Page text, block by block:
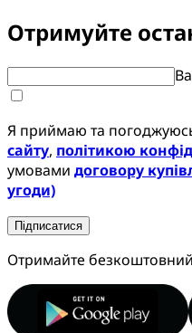
Отримуйте
Я приймаю та
сайту, політикою
умовами договору
угоди)
Підписатися
Отримайте